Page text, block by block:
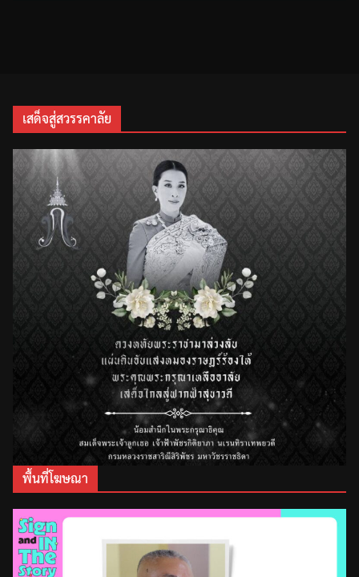
เสด็จสู่สวรรคาลัย
พื้นที่โฆษณา